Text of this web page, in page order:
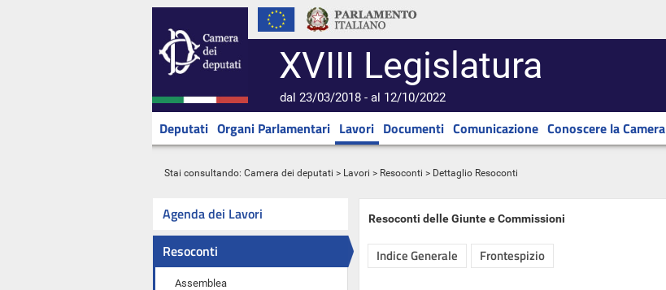
XVIII Legislatura
dal 23/03/2018 - al 12/10/2022
Deputati Organi Parlamentari Lavori Documenti Comunicazione Conoscere la Camera
Stai consultando: Camera dei deputati > Lavori > Resoconti > Dettaglio Resoconti
Agenda dei Lavori
Resoconti
Assemblea
Resoconti delle Giunte e Commissioni
Indice Generale Frontespizio